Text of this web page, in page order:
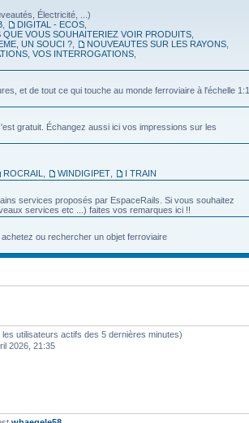
Électricité, ...)
DIGITAL - ECOS
QUE VOUS SOUHAITERIEZ VOIR PRODUITS
UN SOUCI ? NOUVEAUTES SUR LES RAYONS
VOS INTERROGATIONS
et de tout ce qui touche au monde ferroviaire à l'échelle 1:1
gratuit. Échangez aussi ici vos impressions sur les
ROCRAIL WINDIGIPET I TRAIN
services proposés par EspaceRails. Si vous souhaitez
services etc ...) faites vos remarques ici !!
ou rechercher un objet ferroviaire
utilisateurs actifs des 5 dernières minutes)
2026, 21:35